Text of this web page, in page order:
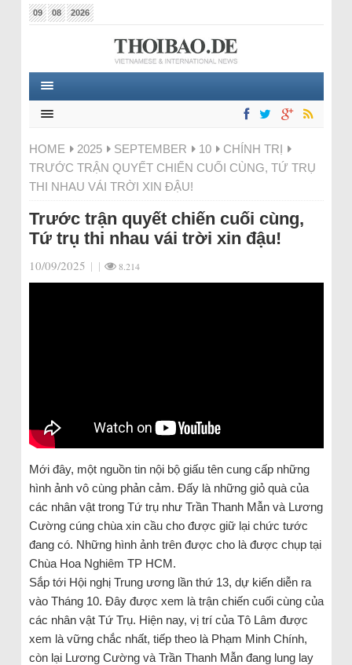
09 08 2026
HOME 2025 SEPTEMBER 10
CHÍNH TRỊ
TRƯỚC TRẬN QUYẾT CHIẾN CUỐI CÙNG, TỨ TRỤ
THI NHAU VÁI TRỜI XIN ĐẬU!
Trước trận quyết chiến cuối cùng,
Tứ trụ thi nhau vái trời xin đậu!
10/09/2025 | | 8.214
Mới đây, một nguồn tin nội bộ giấu tên cung cấp những
hình ảnh vô cùng phản cảm. Đấy là những giỏ quà của
các nhân vật trong Tứ trụ như Trần Thanh Mẫn và Lương
Cường cúng chùa xin cầu cho được giữ lại chức tước
đang có. Những hình ảnh trên được cho là được chụp tại
Chùa Hoa Nghiêm TP HCM.
Sắp tới Hội nghị Trung ương lần thứ 13, dự kiến diễn ra
vào Tháng 10. Đây được xem là trận chiến cuối cùng của
các nhân vật Tứ Trụ. Hiện nay, vị trí của Tô Lâm được
xem là vững chắc nhất, tiếp theo là Phạm Minh Chính,
còn lại Lương Cường và Trần Thanh Mẫn đang lung lay